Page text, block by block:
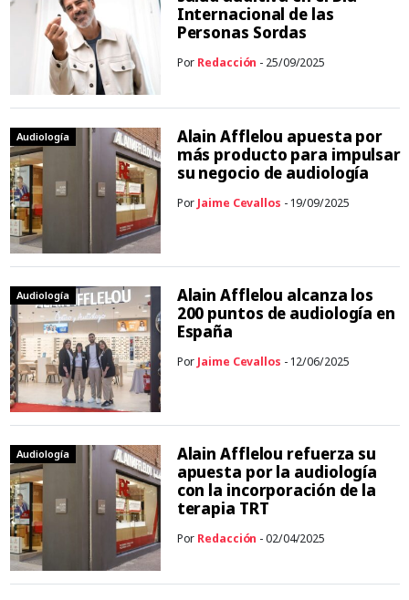
Internacional de las
Personas Sordas
Por Redacción - 25/09/2025
Audiología
Alain Afflelou apuesta por
más producto para impulsar
su negocio de audiología
Por Jaime Cevallos - 19/09/2025
Audiología
Alain Afflelou alcanza los
200 puntos de audiología en
España
Por Jaime Cevallos - 12/06/2025
Audiología
Alain Afflelou refuerza su
apuesta por la audiología
con la incorporación de la
terapia TRT
Por Redacción - 02/04/2025